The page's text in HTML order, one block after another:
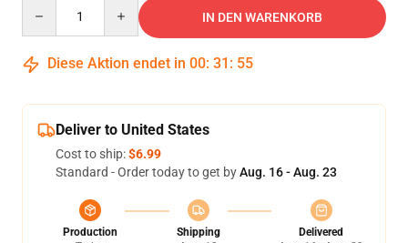
IN DEN WARENKORB
Diese Aktion endet in 00: 31 : 55
Deliver to United States
Cost to ship:$6.99
Standard - Order today to get byAug. 16 - Aug. 23
Production
Shipping
Delivered